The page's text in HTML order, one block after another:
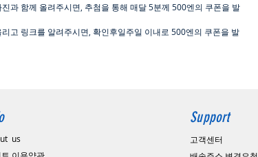
과 함께 올려주시면 추첨을 통해 매달5분께 500엔의 쿠폰을 발
고 링크를 알려주시면, 확인후일주일 이내로 500엔의 쿠폰을 발
us
Support
고객센터